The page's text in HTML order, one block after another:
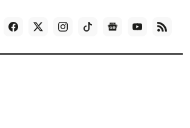
Games